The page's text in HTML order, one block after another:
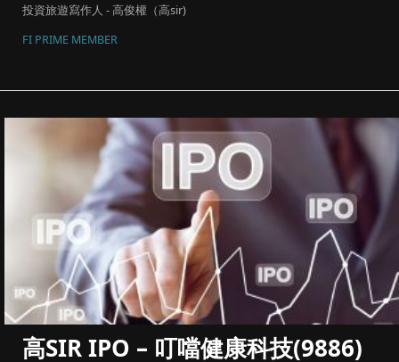
投資旅遊寫作人 - 高俊權（高sir)
FI PRIME MEMBER
高SIR IPO – 叮噹健康科技(9886)